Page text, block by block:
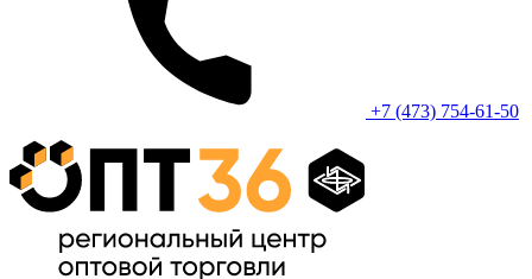
+7 (473) 754-61-50